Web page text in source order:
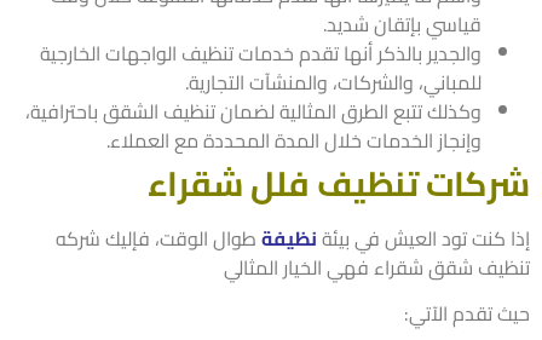
قياسي بإتقان شديد.
والجدير بالذكر أنها تقدم خدمات تنظيف الواجهات الخارجية
للمباني، والشركات، والمنشآت التجارية.
وكذلك تتبع الطرق المثالية لضمان تنظيف الشقق باحترافية،
وإنجاز الخدمات خلال المدة المحددة مع العملاء.
تنظيف فلل شقراء
كنت تود العيش في بيئةنظيفةطوال الوقت، فإليك شركه
شقق شقراء فهي الخيار المثالي
تقدم الآتي: